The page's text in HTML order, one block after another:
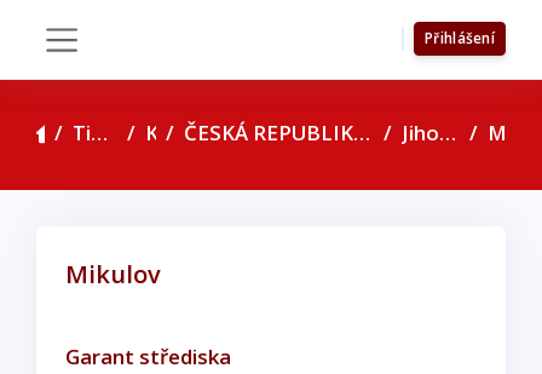
Přihlášení
Titulní stránka Kurzy ČESKÁ REPUBLIKA - seznam konzultačních středisek Jihomoravský kraj
Mikulov
Garant střediska